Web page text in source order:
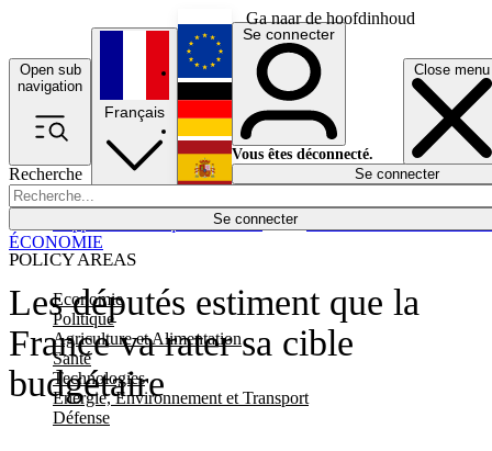
Ga naar de hoofdinhoud
Open sub
navigation
Close menu
Recherche
Se connecter
POLICY AREAS
Economie
Politique
Agriculture et Alimentation
Santé
Technologies
Energie, Environnement et Transport
Défense
Économie
Français
English
Deutsch
Español
Se connecter
Vous êtes déconnecté.
Se connecter
Les députés estiment que la
France va rater sa cible
budgétaire
ÉCONOMIE